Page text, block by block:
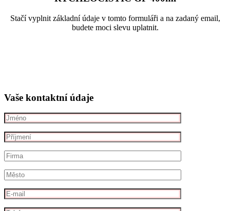
Stačí vyplnit základní údaje v tomto formuláři a na zadaný email,
budete moci slevu uplatnit.
Vaše kontaktní údaje